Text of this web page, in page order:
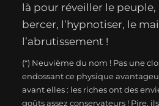
là pour réveiller le
bercer, l’hypnotiser, le
l’abrutissement !
(*) Neuvième du nom ! Pas une
endossant ce physique
avant elles : les riches ont des
goûts assez conservateurs ! Pire,